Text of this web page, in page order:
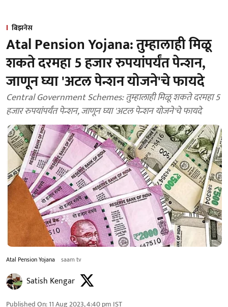
बिझनेस
Atal Pension Yojana: तुम्हालाही मिळू
शकते दरमहा 5 हजार रुपयांपर्यंत पेन्शन,
जाणून घ्या 'अटल पेन्शन योजने'चे फायदे
Central Government Schemes: तुम्हालाही मिळू शकते दरमहा 5
हजार रुपयांपर्यंत पेन्शन, जाणून घ्या 'अटल पेन्शन योजने'चे फायदे
Atal Pension Yojana saam tv
Satish Kengar
Published On:11 Aug 2023, 4:40 pm IST